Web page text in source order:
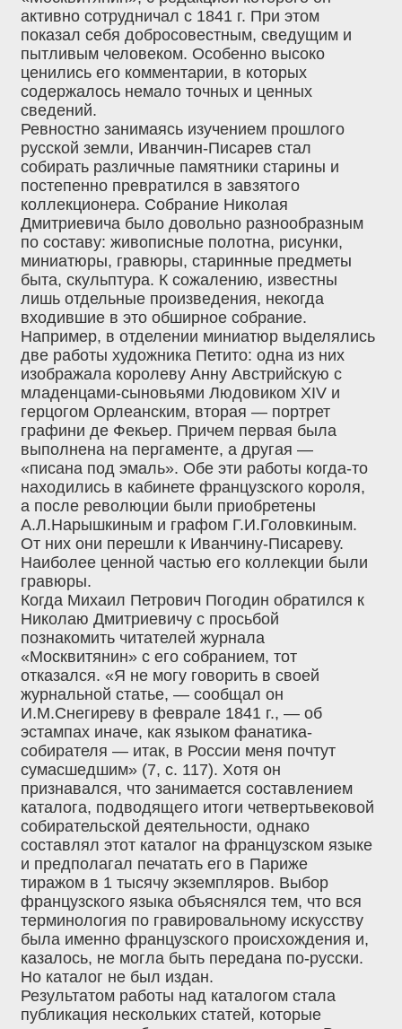
активно сотрудничал с 1841 г. При этом
показал себя добросовестным, сведущим и
пытливым человеком. Особенно высоко
ценились его комментарии, в которых
содержалось немало точных и ценных
сведений.
Ревностно занимаясь изучением прошлого
русской земли, Иванчин-Писарев стал
собирать различные памятники старины и
постепенно превратился в завзятого
коллекционера. Собрание Николая
Дмитриевича было довольно разнообразным
по составу: живописные полотна, рисунки,
миниатюры, гравюры, старинные предметы
быта, скульптура. К сожалению, известны
лишь отдельные произведения, некогда
входившие в это обширное собрание.
Например, в отделении миниатюр выделялись
две работы художника Петито: одна из них
изображала королеву Анну Австрийскую с
младенцами-сыновьями Людовиком XIV и
герцогом Орлеанским, вторая — портрет
графини де Фекьер. Причем первая была
выполнена на пергаменте, а другая —
«писана под эмаль». Обе эти работы когда-то
находились в кабинете французского короля,
а после революции были приобретены
А.Л.Нарышкиным и графом Г.И.Головкиным.
От них они перешли к Иванчину-Писареву.
Наиболее ценной частью его коллекции были
гравюры.
Когда Михаил Петрович Погодин обратился к
Николаю Дмитриевичу с просьбой
познакомить читателей журнала
«Москвитянин» с его собранием, тот
отказался. «Я не могу говорить в своей
журнальной статье, — сообщал он
И.М.Снегиреву в феврале 1841 г., — об
эстампах иначе, как языком фанатика-
собирателя — итак, в России меня почтут
сумасшедшим» (7, с. 117). Хотя он
признавался, что занимается составлением
каталога, подводящего итоги четвертьвековой
собирательской деятельности, однако
составлял этот каталог на французском языке
и предполагал печатать его в Париже
тиражом в 1 тысячу экземпляров. Выбор
французского языка объяснялся тем, что вся
терминология по гравировальному искусству
была именно французского происхождения и,
казалось, не могла быть передана по-русски.
Но каталог не был издан.
Результатом работы над каталогом стала
публикация нескольких статей, которые